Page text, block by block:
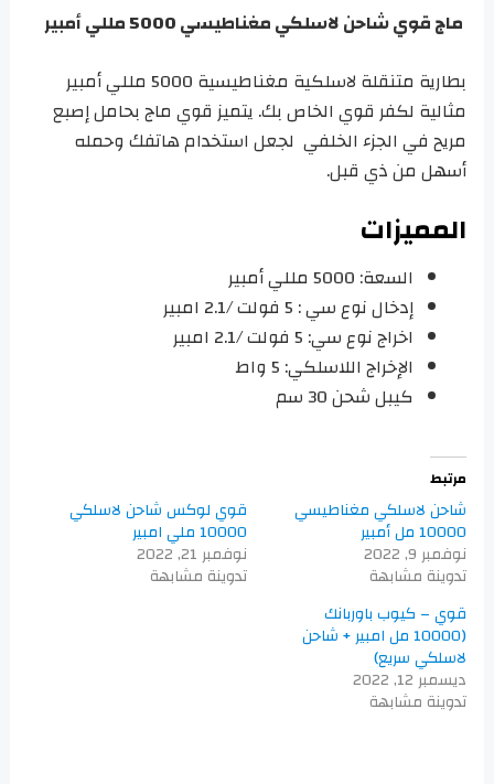
ماج قوي شاحن لاسلكي مغناطيسي 5000 مللي أمبير
بطارية متنقلة لاسلكية مغناطيسية 5000 مللي أمبير
مثالية لكفر قوي الخاص بك. يتميز قوي ماج بحامل إصبع
مريح في الجزء الخلفي لجعل استخدام هاتفك وحمله
أسهل من ذي قبل.
المميزات
السعة: 5000 مللي أمبير
إدخال نوع سي : 5 فولت /2.1 امبير
اخراج نوع سي: 5 فولت /2.1 امبير
الإخراج اللاسلكي: 5 واط
كيبل شحن 30 سم
مرتبط
شاحن لاسلكي مغناطيسي
10000 مل أمبير
نوفمبر 9, 2022
تدوينة مشابهة
قوي لوكس شاحن لاسلكي
10000 ملي امبير
نوفمبر 21, 2022
تدوينة مشابهة
قوي – كيوب باوربانك
(10000 مل امبير + شاحن
لاسلكي سريع)
ديسمبر 12, 2022
تدوينة مشابهة